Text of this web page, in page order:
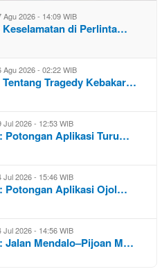
Agu 2026 - 14:09 WIB
Keselamatan di Perlinta…
Agu 2026 - 02:22 WIB
Tragedy Kebakar…
Jul 2026 - 12:53 WIB
Potongan Aplikasi Turu…
Jul 2026 - 15:46 WIB
Potongan Aplikasi Ojol…
Jul 2026 - 14:56 WIB
Jalan Mendalo–Pijoan M…